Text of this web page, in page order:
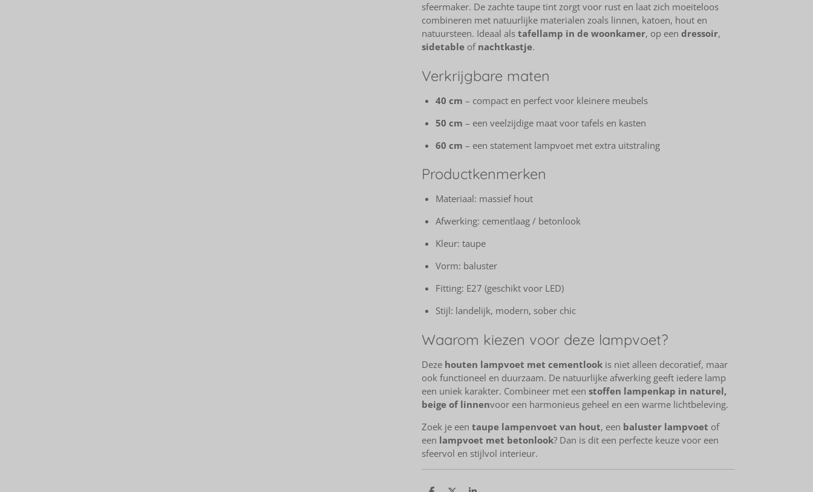
sfeermaker. De zachte taupe tint zorgt voor rust en laat zich moeiteloos
combineren met natuurlijke materialen zoals linnen, katoen, hout en
natuursteen. Ideaal als tafellamp in de woonkamer, op een dressoir,
sidetable of nachtkastje.
Verkrijgbare maten
40 cm – compact en perfect voor kleinere meubels
50 cm – een veelzijdige maat voor tafels en kasten
60 cm – een statement lampvoet met extra uitstraling
Productkenmerken
Materiaal: massief hout
Afwerking: cementlaag / betonlook
Kleur: taupe
Vorm: baluster
Fitting: E27 (geschikt voor LED)
Stijl: landelijk, modern, sober chic
Waarom kiezen voor deze lampvoet?
Deze houten lampvoet met cementlook is niet alleen decoratief, maar
ook functioneel en duurzaam. De natuurlijke afwerking geeft iedere lamp
een uniek karakter. Combineer met een stoffen lampenkap in naturel,
beige of linnenvoor een harmonieus geheel en een warme lichtbeleving.
Zoek je een taupe lampenvoet van hout, een baluster lampvoet of
een lampvoet met betonlook? Dan is dit een perfecte keuze voor een
sfeervol en stijlvol interieur.